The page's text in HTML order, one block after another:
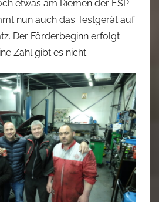
etwas am Riemen der ESP
nun auch das Testgerät auf
Der Förderbeginn erfolgt
Zahl gibt es nicht.